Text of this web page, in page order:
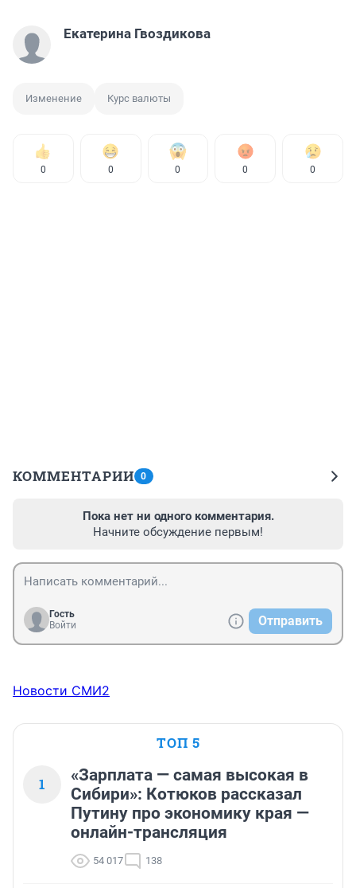
Екатерина Гвоздикова
Изменение Курс валюты
0 0 0 0 0
КОММЕНТАРИИ 0
Пока нет ни одного комментария.
Начните обсуждение первым!
Гость
Войти
Отправить
Новости СМИ2
ТОП 5
1
«Зарплата — самая высокая в
Сибири»: Котюков рассказал
Путину про экономику края —
онлайн-трансляция
54 017 138